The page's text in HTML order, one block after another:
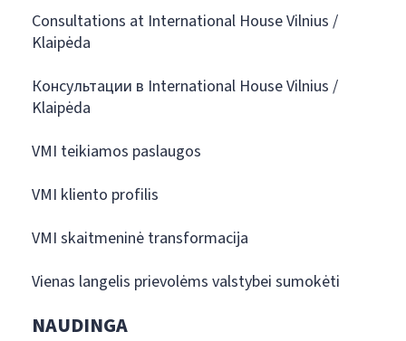
Consultations at International House Vilnius /
Klaipėda
Консультации в International House Vilnius /
Klaipėda
VMI teikiamos paslaugos
VMI kliento profilis
VMI skaitmeninė transformacija
Vienas langelis prievolėms valstybei sumokėti
NAUDINGA